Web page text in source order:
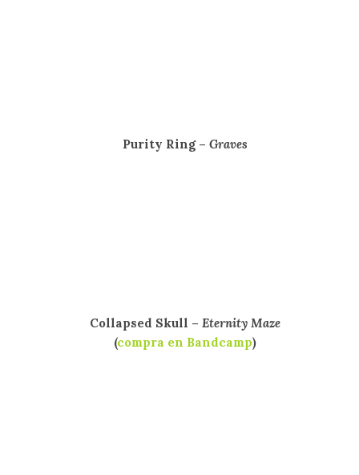
Purity Ring –Graves
Collapsed Skull –Eternity Maze
(compra en Bandcamp)